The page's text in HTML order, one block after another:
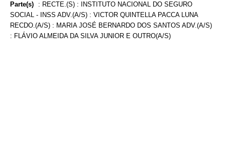
Parte(s) : RECTE.(S) : INSTITUTO NACIONAL DO SEGURO
SOCIAL - INSS ADV.(A/S) : VICTOR QUINTELLA PACCA LUNA
RECDO.(A/S) : MARIA JOSÉ BERNARDO DOS SANTOS ADV.(A/S)
: FLÁVIO ALMEIDA DA SILVA JUNIOR E OUTRO(A/S)